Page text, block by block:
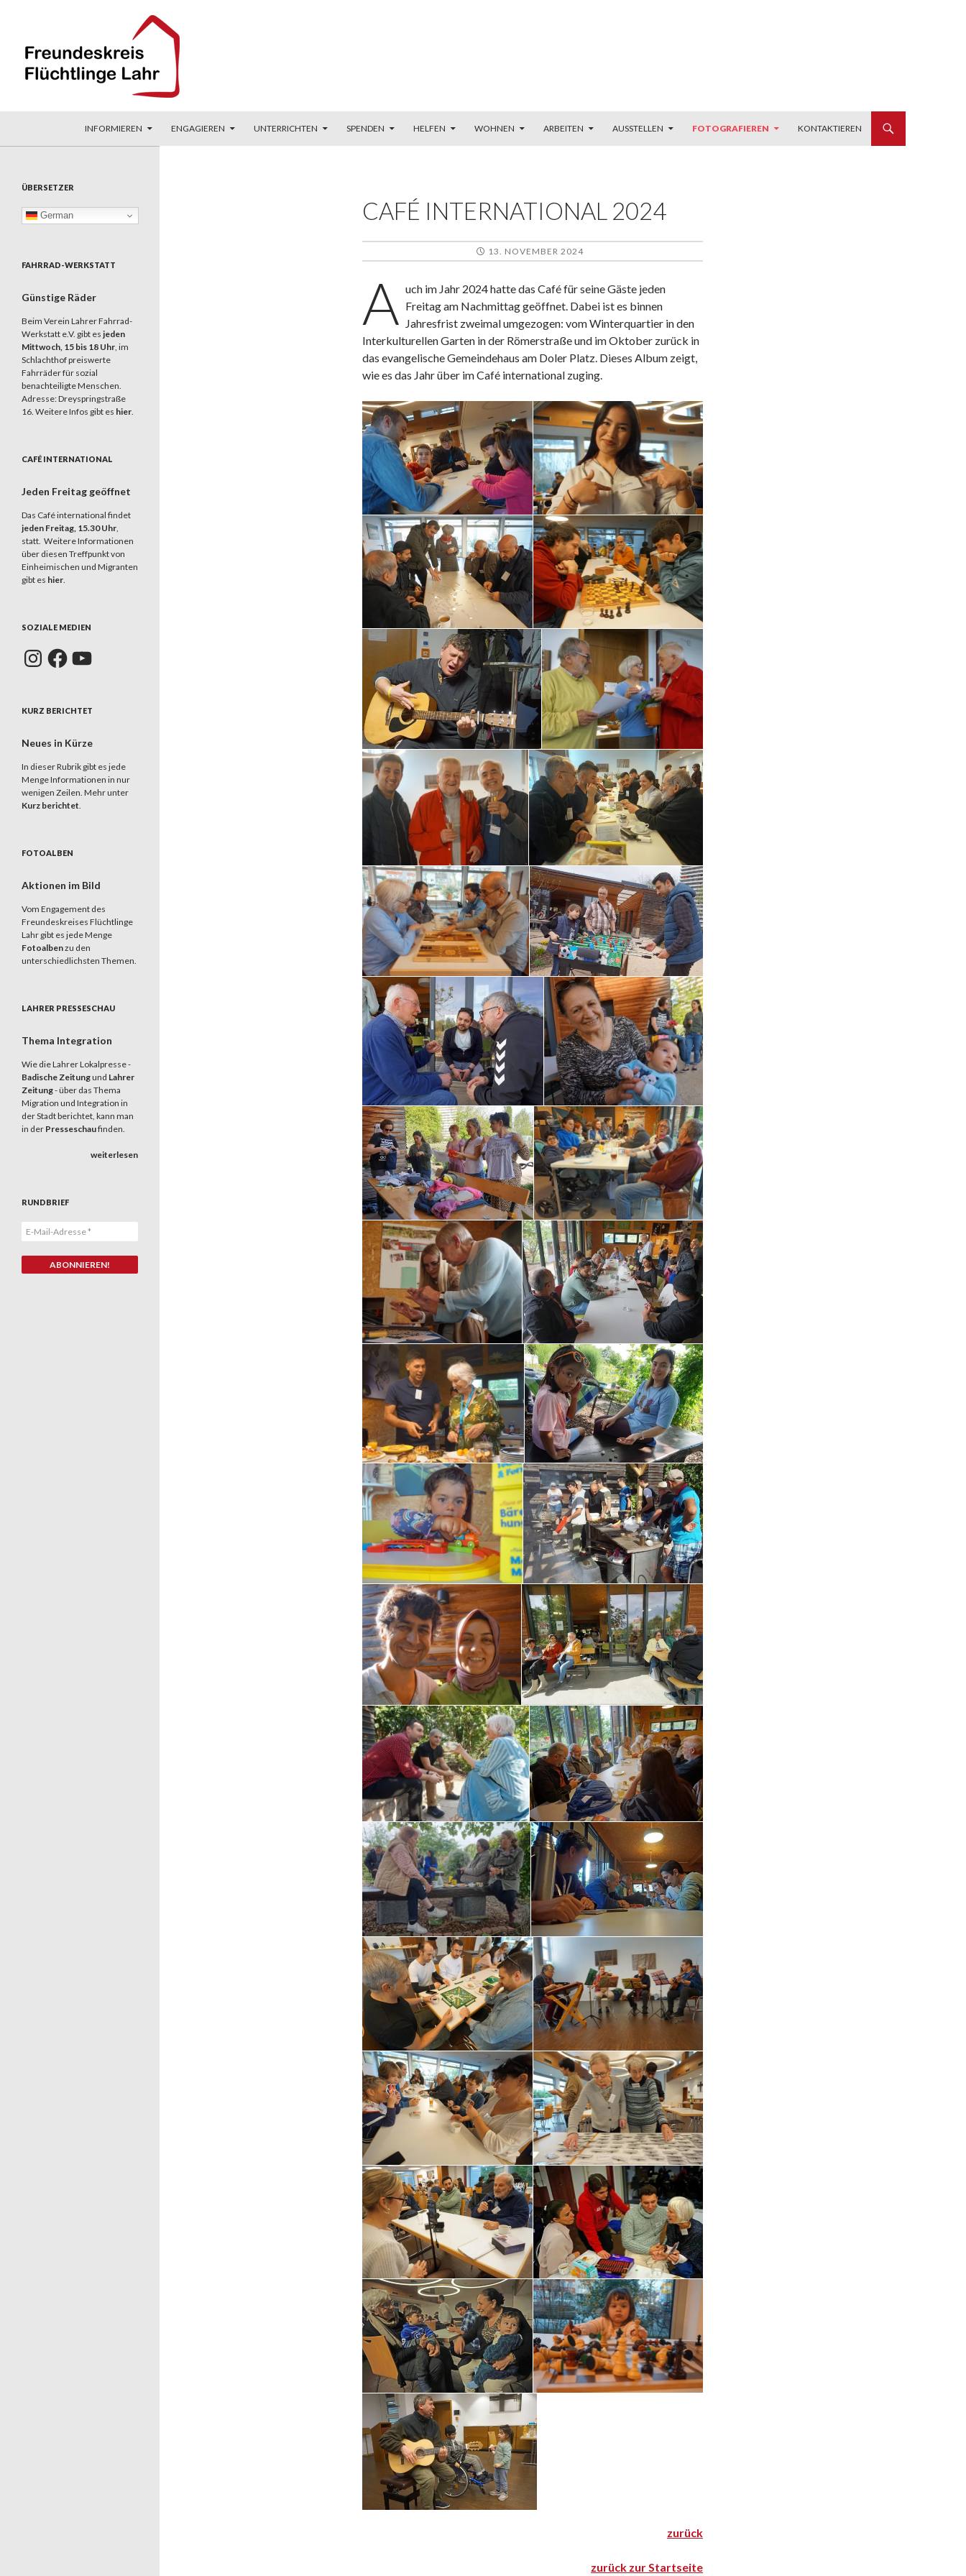
Freundeskreis Flüchtlinge Lahr
INFORMIEREN ENGAGIEREN UNTERRICHTEN SPENDEN HELFEN WOHNEN ARBEITEN AUSSTELLEN FOTOGRAFIEREN KONTAKTIEREN
CAFÉ INTERNATIONAL 2024
13. NOVEMBER 2024
A uch im Jahr 2024 hatte das Café für seine Gäste jeden
Freitag am Nachmittag geöffnet. Dabei ist es binnen
Jahresfrist zweimal umgezogen: vom Winterquartier in den
Interkulturellen Garten in der Römerstraße und im Oktober zurück in
das evangelische Gemeindehaus am Doler Platz. Dieses Album zeigt,
wie es das Jahr über im Café international zuging.
zurück
zurück zur Startseite
ÜBERSETZER
German
FAHRRAD-WERKSTATT
Günstige Räder
Beim Verein Lahrer Fahrrad-
Werkstatt e.V. gibt es jeden
Mittwoch, 15 bis 18 Uhr, im
Schlachthof preiswerte
Fahrräder für sozial
benachteiligte Menschen.
Adresse: Dreyspringstraße
16. Weitere Infos gibt es hier.
CAFÉ INTERNATIONAL
Jeden Freitag geöffnet
Das Café international findet
jeden Freitag, 15.30 Uhr,
statt. Weitere Informationen
über diesen Treffpunkt von
Einheimischen und Migranten
gibt es hier.
SOZIALE MEDIEN
InstagramFacebookYouTube
KURZ BERICHTET
Neues in Kürze
In dieser Rubrik gibt es jede
Menge Informationen in nur
wenigen Zeilen. Mehr unter
Kurz berichtet.
FOTOALBEN
Aktionen im Bild
Vom Engagement des
Freundeskreises Flüchtlinge
Lahr gibt es jede Menge
Fotoalbenzu den
unterschiedlichsten Themen.
LAHRER PRESSESCHAU
Thema Integration
Wie die Lahrer Lokalpresse -
Badische Zeitungund Lahrer
Zeitung- über das Thema
Migration und Integration in
der Stadt berichtet, kann man
in der Presseschaufinden.
weiterlesen
RUNDBRIEF